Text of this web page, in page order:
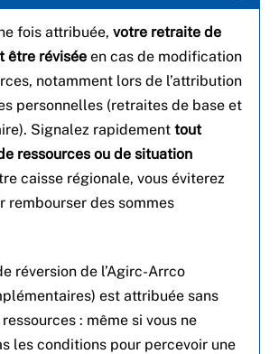
fois attribuée, votre retraite de
être révisée en cas de modification
notamment lors de l’attribution
personnelles (retraites de base et
Signalez rapidement tout
ressources ou de situation
caisse régionale, vous éviterez
rembourser des sommes
réversion de l’Agirc-Arrco
est attribuée sans
: même si vous ne
les conditions pour percevoir une